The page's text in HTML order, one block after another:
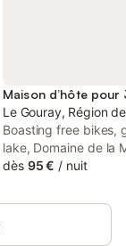
Le Gouray, Région
Boasting free bikes,
lake, Domaine de la
Le Gouray, 38 km
offers access to a
dès 95 € / nuit